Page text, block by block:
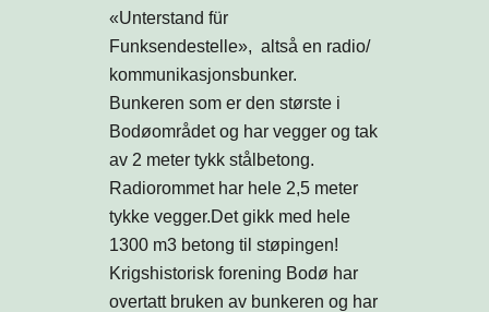
«Unterstand für
Funksendestelle», altså en radio/
kommunikasjonsbunker.
Bunkeren som er den største i
Bodøområdet og har vegger og tak
av 2 meter tykk stålbetong.
Radiorommet har hele 2,5 meter
tykke vegger.Det gikk med hele
1300 m3 betong til støpingen!
Krigshistorisk forening Bodø har
overtatt bruken av bunkeren og har